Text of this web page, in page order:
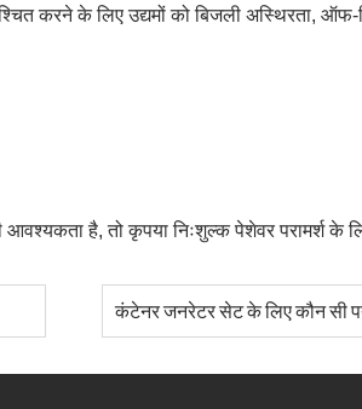
करने के लिए उद्यमों को बिजली अस्थिरता,
है, तो कृपया निःशुल्क पेशेवर परामर्श के